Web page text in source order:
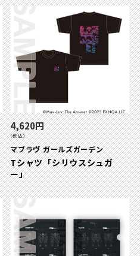
4,620円
(税込)
マブラヴ ガールズガーデン
Tシャツ「シリウスシュガ
ー」